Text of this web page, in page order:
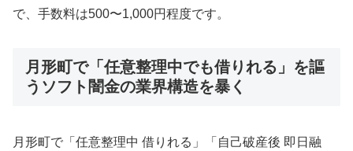
で、手数料は500〜1,000円程度です。
月形町で「任意整理中でも借りれる」を謳
うソフト闇金の業界構造を暴く
月形町で「任意整理中 借りれる」「自己破産後 即日融